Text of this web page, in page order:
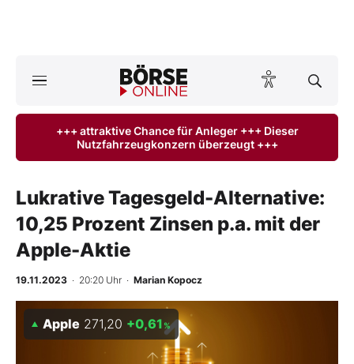
ktuelle Ausgabe BÖRSE ONLINE lesen
Anlageprodukte
Finanz-Check
Abo & Shop
BO-Musterdepots
Experten
+++ attraktive Chance für Anleger +++ Dieser
Nutzfahrzeugkonzern überzeugt +++
Lukrative Tagesgeld-Alternative:
10,25 Prozent Zinsen p.a. mit der
Apple-Aktie
19.11.2023 · 20:20 Uhr · Marian Kopocz
Apple 271,20 +0,61 %